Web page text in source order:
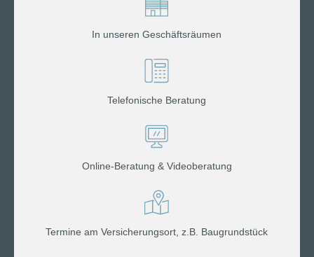
In unseren Geschäftsräumen
Telefonische Beratung
Online-Beratung & Videoberatung
Termine am Versicherungsort, z.B. Baugrundstück